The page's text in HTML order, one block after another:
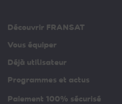
Découvrir FRANSAT
Vous équiper
Déjà utilisateur
Programmes et actus
Paiement 100% sécurisé